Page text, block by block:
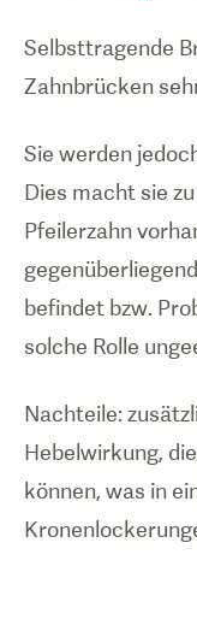
Selbsttragende
Zahnbrücken
Sie werden
Dies macht sie
Pfeilerzahn
befindet bzw.
solche Rolle
Nachteile:
Hebelwirkung,
können, was in